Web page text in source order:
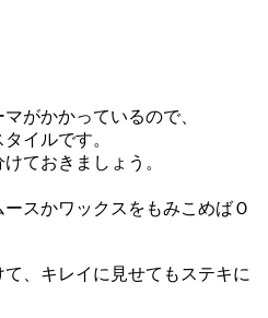
がかかっているので、
イルです。
ておきましょう。
スかワックスをもみこめばＯ
、キレイに見せてもステキに